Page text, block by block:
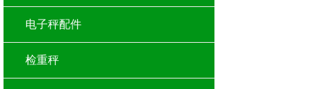
电子秤配件
检重秤